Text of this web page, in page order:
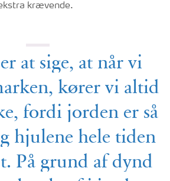
krævende.
at sige, at når vi
kører vi altid
fordi jorden er så
hjulene hele tiden
På grund af dynd